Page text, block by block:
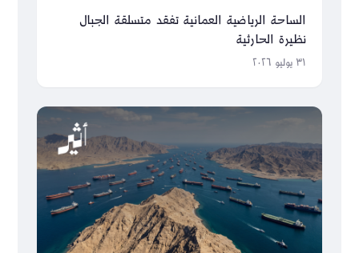
الساحة الرياضية العمانية تفقد متسلقة الجبال
نظيرة الحارثية
٣١ يوليو ٢٠٢٦